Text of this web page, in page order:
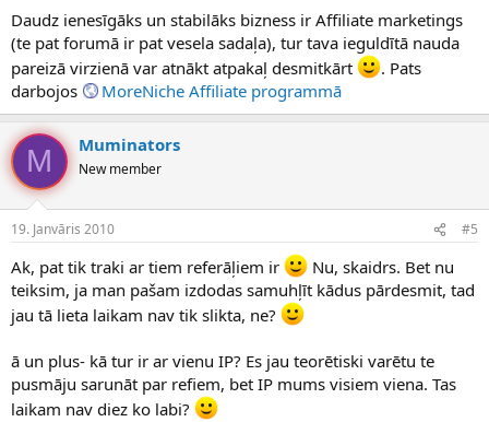
Daudz ienesīgāks un stabilāks bizness ir Affiliate marketings
(te pat forumā ir pat vesela sadaļa), tur tava ieguldītā nauda
pareizā virzienā var atnākt atpakaļ desmitkārt
. Pats
darbojos
MoreNiche Affiliate programmā
M Muminators
New member
19. Janvāris 2010 #5
Ak, pat tik traki ar tiem referāļiem ir
Nu, skaidrs. Bet nu
teiksim, ja man pašam izdodas samuhļīt kādus pārdesmit, tad
jau tā lieta laikam nav tik slikta, ne?
ā un plus- kā tur ir ar vienu IP? Es jau teorētiski varētu te
pusmāju sarunāt par refiem, bet IP mums visiem viena. Tas
laikam nav diez ko labi?